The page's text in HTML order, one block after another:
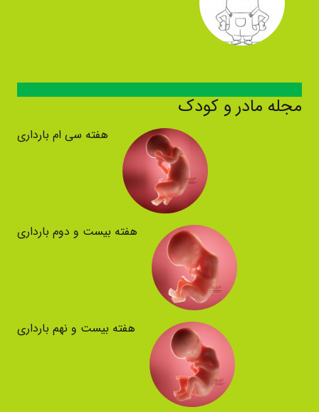
مجله مادر و کودک
هفته سی ام بارداری
هفته بیست و دوم بارداری
هفته بیست و نهم بارداری